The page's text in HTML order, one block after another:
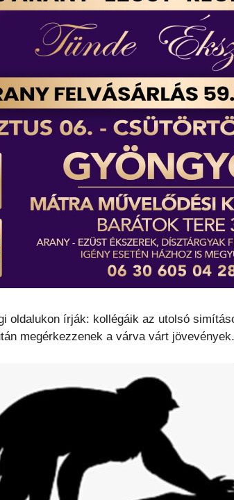
oldalukon írják: kollégáik az utolsó
megérkezzenek a várva várt jövevények.